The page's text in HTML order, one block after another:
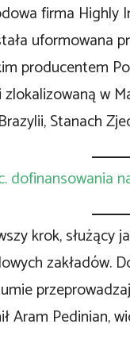
firma Highly
uformowana
producentem
w
Stanach
dofinansowania
krok,
zakładów.
Aram Pedinian,